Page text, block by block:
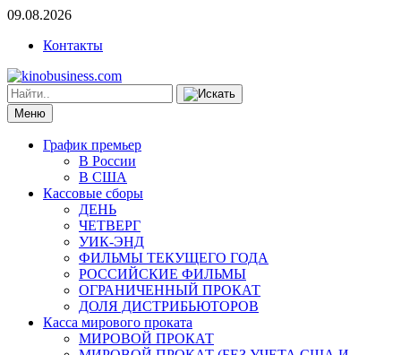
09.08.2026
Контакты
Меню
График премьер
В России
В США
Кассовые сборы
ДЕНЬ
ЧЕТВЕРГ
УИК-ЭНД
ФИЛЬМЫ ТЕКУЩЕГО ГОДА
РОССИЙСКИЕ ФИЛЬМЫ
ОГРАНИЧЕННЫЙ ПРОКАТ
ДОЛЯ ДИСТРИБЬЮТОРОВ
Касса мирового проката
МИРОВОЙ ПРОКАТ